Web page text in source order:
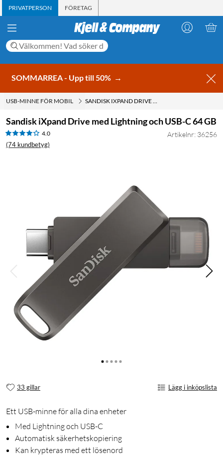
PRIVATPERSON FÖRETAG
SOMMARREA - Upp till 50% →
USB-MINNE FÖR MOBIL SANDISK IXPAND DRIVE MED LIGHTNING OCH USB-C 64 GB
Sandisk iXpand Drive med Lightning och USB-C 64 GB
4.0
(74 kundbetyg)
Artikelnr: 36256
33 gillar Lägg i inköpslista
Ett USB-minne för alla dina enheter
Med Lightning och USB-C
Automatisk säkerhetskopiering
Kan krypteras med ett lösenord